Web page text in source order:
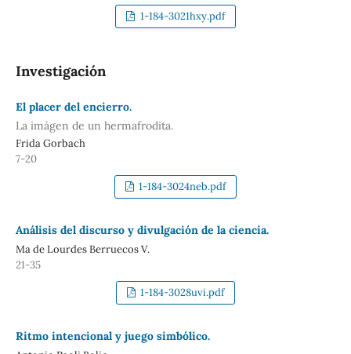
1-184-3021hxy.pdf
Investigación
El placer del encierro.
La imágen de un hermafrodita.
Frida Gorbach
7-20
1-184-3024neb.pdf
Análisis del discurso y divulgación de la ciencia.
Ma de Lourdes Berruecos V.
21-35
1-184-3028uvi.pdf
Ritmo intencional y juego simbólico.